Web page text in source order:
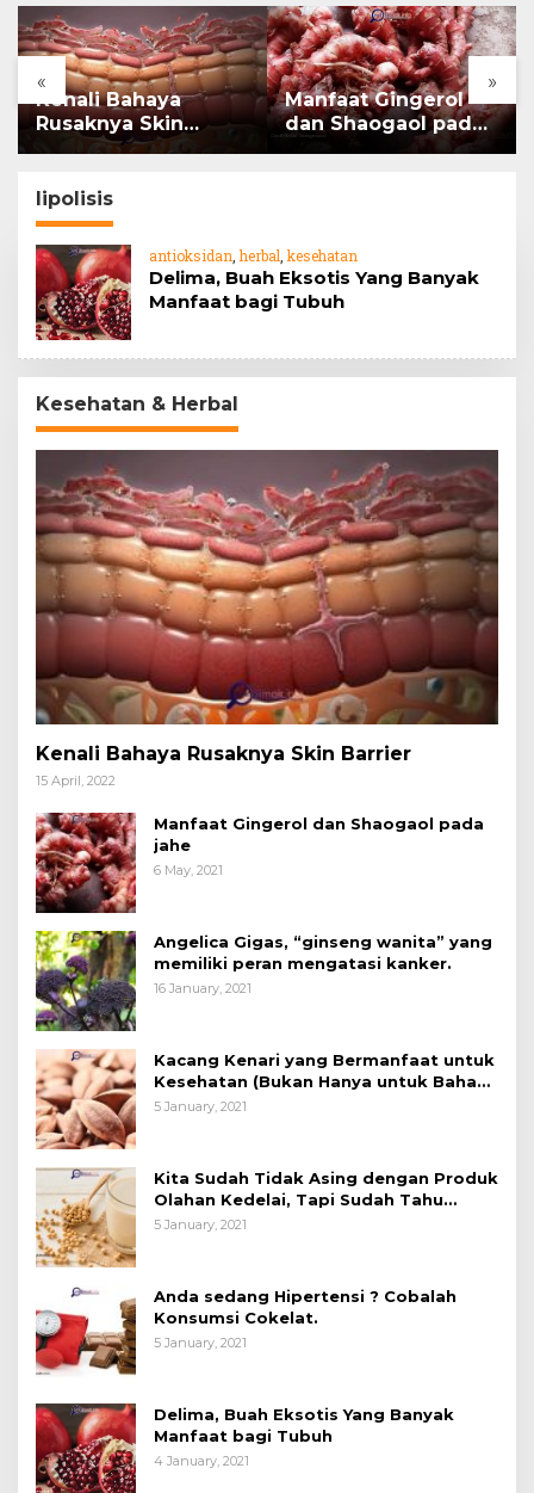
« »
Kenali Bahaya
Rusaknya Skin
Barrier
Manfaat Gingerol
dan Shaogaol pada
lipolisis
antioksidan ,herbal kesehatan
Delima, Buah Eksotis Yang Banyak
Manfaat bagi Tubuh
Kesehatan & Herbal
Kenali Bahaya Rusaknya Skin Barrier
15 April, 2022
Manfaat Gingerol dan Shaogaol pada
jahe
6 May, 2021
Angelica Gigas, “ginseng wanita” yang
memiliki peran mengatasi kanker.
16 January, 2021
Kacang Kenari yang Bermanfaat untuk
Kesehatan (Bukan Hanya untuk Bahan
Kue)
5 January, 2021
Kita Sudah Tidak Asing dengan Produk
Olahan Kedelai, Tapi Sudah Tahu
Manfaatnya untuk Kesehatan?
5 January, 2021
Anda sedang Hipertensi ? Cobalah
Konsumsi Cokelat.
5 January, 2021
Delima, Buah Eksotis Yang Banyak
Manfaat bagi Tubuh
4 January, 2021